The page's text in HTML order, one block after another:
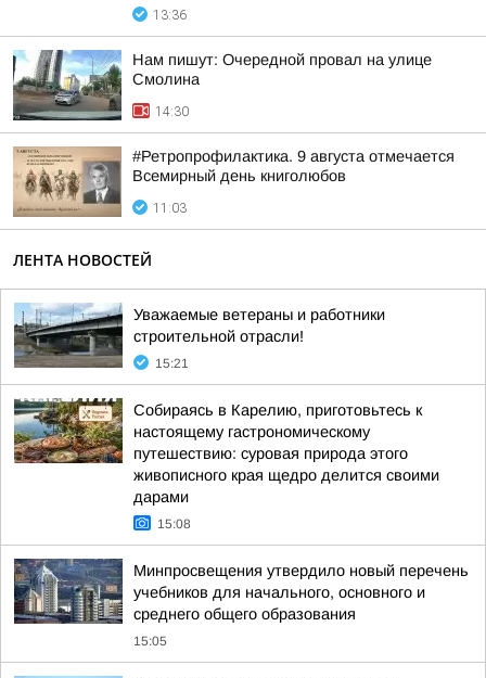
13:36
Нам пишут: Очередной провал на улице
Смолина
14:30
#Ретропрофилактика. 9 августа отмечается
Всемирный день книголюбов
11:03
ЛЕНТА НОВОСТЕЙ
Уважаемые ветераны и работники
строительной отрасли!
15:21
Собираясь в Карелию, приготовьтесь к
настоящему гастрономическому
путешествию: суровая природа этого
живописного края щедро делится своими
дарами
15:08
Минпросвещения утвердило новый перечень
учебников для начального, основного и
среднего общего образования
15:05